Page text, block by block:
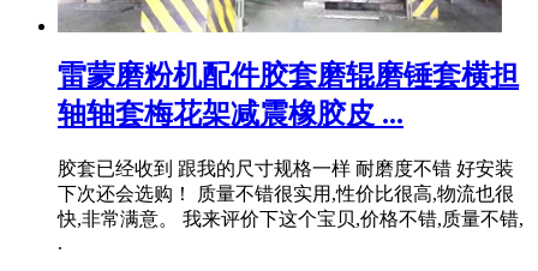
雷蒙磨粉机配件胶套磨辊磨锤套横担
轴轴套梅花架减震橡胶皮 ...
胶套已经收到 跟我的尺寸规格一样 耐磨度不错 好安装
下次还会选购！ 质量不错很实用,性价比很高,物流也很
快,非常满意。 我来评价下这个宝贝,价格不错,质量不错,
.